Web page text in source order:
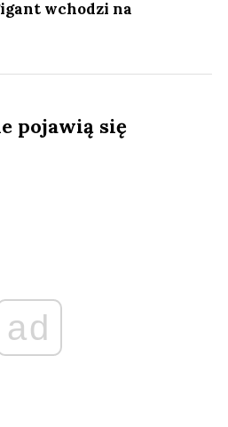
wchodzi na
pojawią się
ad